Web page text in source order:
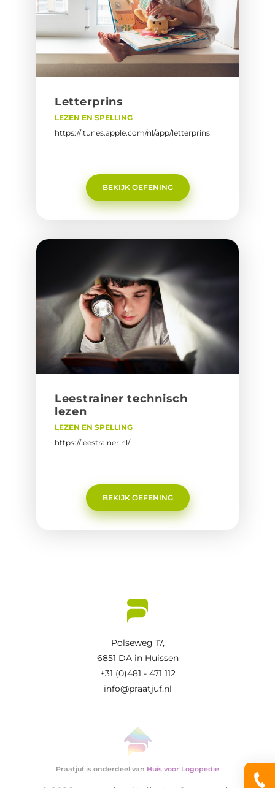
Let­ter­prins
LEZEN EN SPELLING
https://itunes.apple.com/nl/app/letterprins
BEKIJK OEFENING
Lees­trai­ner tech­nisch
lezen
LEZEN EN SPELLING
https://leestrainer.nl/
BEKIJK OEFENING
Polseweg 17,
6851 DA in Huissen
+31 (0)481 - 471 112
info@praatjuf.nl
Praatjuf is onderdeel van Huis voor Logopedie